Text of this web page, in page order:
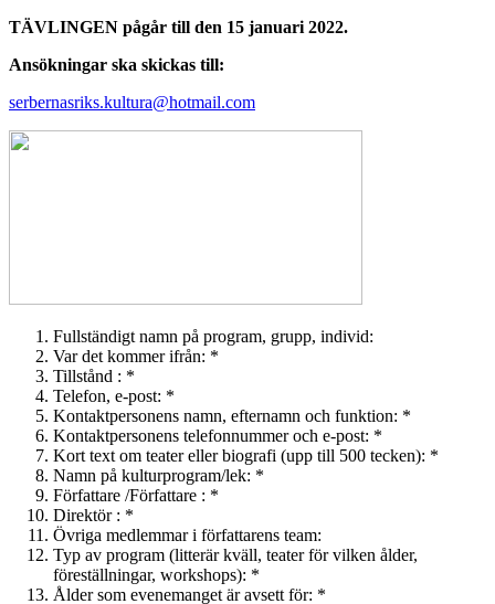
TÄVLINGEN pågår till den 15 januari 2022.
Ansökningar ska skickas till:
serbernasriks.kultura@hotmail.com
Fullständigt namn på program, grupp, individ:
Var det kommer ifrån: *
Tillstånd : *
Telefon, e-post: *
Kontaktpersonens namn, efternamn och funktion: *
Kontaktpersonens telefonnummer och e-post: *
Kort text om teater eller biografi (upp till 500 tecken): *
Namn på kulturprogram/lek: *
Författare /Författare : *
Direktör : *
Övriga medlemmar i författarens team:
Typ av program (litterär kväll, teater för vilken ålder,
föreställningar, workshops): *
Ålder som evenemanget är avsett för: *